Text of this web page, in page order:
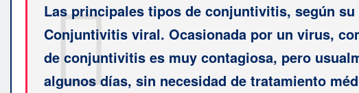
Las principales tipos de conjuntivitis, según su
Conjuntivitis viral. Ocasionada por un virus,
de conjuntivitis es muy contagiosa, pero
algunos días, sin necesidad de tratamiento